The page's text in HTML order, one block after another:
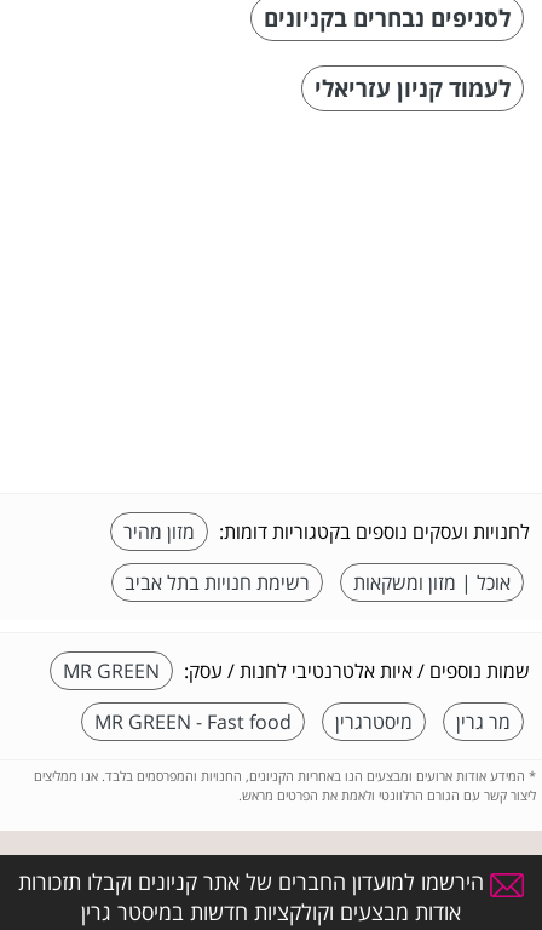
לסניפים נבחרים בקניונים
לעמוד קניון עזריאלי
לחנויות ועסקים נוספים בקטגוריות דומות:
מזון מהיר
אוכל | מזון ומשקאות
רשימת חנויות בתל אביב
שמות נוספים / איות אלטרנטיבי לחנות / עסק:
MR GREEN
מר גרין
מיסטרגרין MR GREEN - Fast food
* המידע אודות ארועים ומבצעים הנו באחריות הקניונים, החנויות והמפרסמים בלבד. אנו ממליצים
ליצור קשר עם הגורם הרלוונטי ולאמת את הפרטים מראש.
הירשמו למועדון החברים של אתר קניונים וקבלו תזכורות
אודות מבצעים וקולקציות חדשות במיסטר גרין